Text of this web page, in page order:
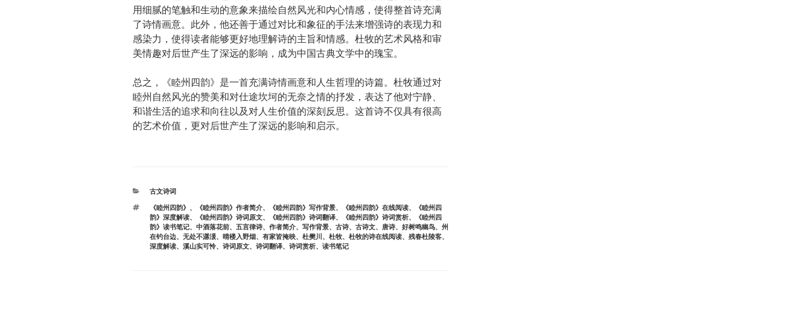
用细腻的笔触和生动的意象来描绘自然风光和内心情感，使得整首诗充满
了诗情画意。此外，他还善于通过对比和象征的手法来增强诗的表现力和
感染力，使得读者能够更好地理解诗的主旨和情感。杜牧的艺术风格和审
美情趣对后世产生了深远的影响，成为中国古典文学中的瑰宝。
总之，《睦州四韵》是一首充满诗情画意和人生哲理的诗篇。杜牧通过对
睦州自然风光的赞美和对仕途坎坷的无奈之情的抒发，表达了他对宁静、
和谐生活的追求和向往以及对人生价值的深刻反思。这首诗不仅具有很高
的艺术价值，更对后世产生了深远的影响和启示。
分
古文诗词
标
签
《睦州四韵》 、 《睦州四韵》作者简介、 《睦州四韵》写作背景、 《睦州四韵》在线阅读、
《睦州四
韵》深度解读、 《睦州四韵》诗词原文、 《睦州四韵》诗词翻译、 《睦州四韵》诗词赏析、
《睦州四
韵》读书笔记、 中酒落花前、 五言律诗、 作者简介、 写作背景、 古诗、 古诗文、 唐诗、 好树鸣幽鸟、 州
在钓台边、 无处不潺湲、 晴楼入野烟、 有家皆掩映、 杜樊川、 杜牧、 杜牧的诗在线阅读、 残春杜陵客、
深度解读、 溪山实可怜、 诗词原文、 诗词翻译、 诗词赏析、 读书笔记